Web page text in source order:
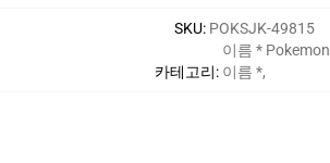
SKU: POKSJK-49815
카테고리:
이름 * Pokemon
이름 *,